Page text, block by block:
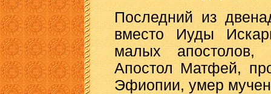
Последний из
вместо Иуды
малых
Апостол Матфей,
Эфиопии, умер